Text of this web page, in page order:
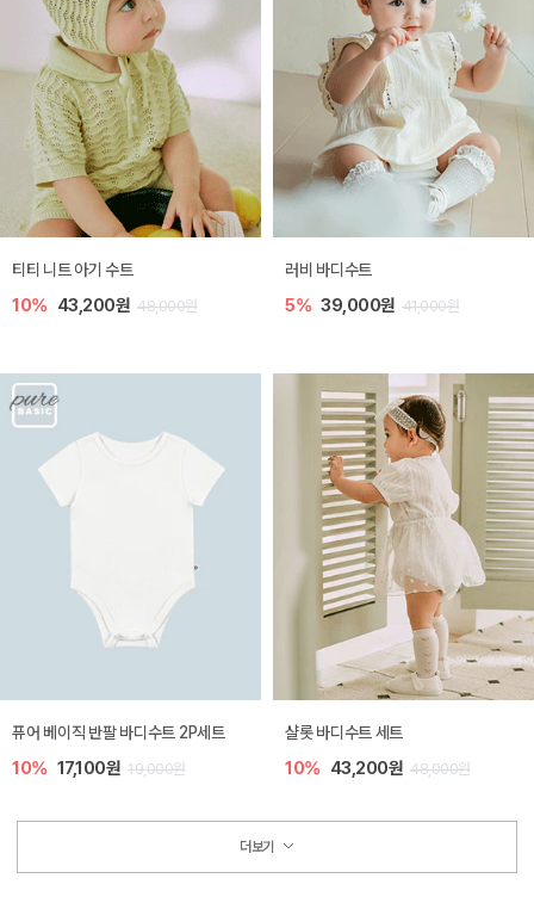
티티 니트 아기 수트
10% 43,200원 48,000원
러비 바디수트
5% 39,000원 41,000원
퓨어 베이직 반팔 바디수트 2P세트
10% 17,100원 19,000원
샬롯 바디수트 세트
10% 43,200원 48,000원
더보기